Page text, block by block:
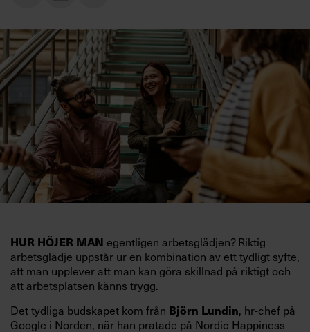
HUR HÖJER MAN egentligen arbetsglädjen? Riktig
arbetsglädje uppstår ur en kombination av ett tydligt syfte,
att man upplever att man kan göra skillnad på riktigt och
att arbetsplatsen känns trygg.
Det tydliga budskapet kom från Björn Lundin, hr-chef på
Google i Norden, när han pratade på Nordic Happiness